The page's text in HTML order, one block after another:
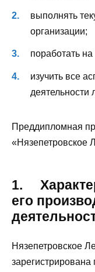
выполнять
организации;
поработать
изучить все
деятельности
Преддипломная
«Нязепетровское
1.
его
Нязепетровское